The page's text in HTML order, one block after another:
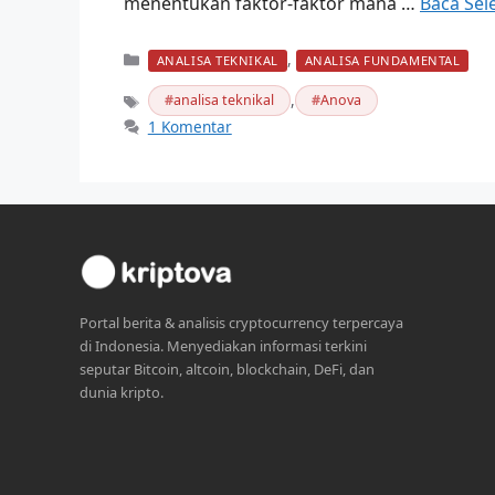
Kategori
ANALISA TEKNIKAL , ANALISA FUNDAMENTAL
Tag analisa teknikal , Anova
1 Komentar
Portal berita & analisis cryptocurrency terpercaya
di Indonesia. Menyediakan informasi terkini
seputar Bitcoin, altcoin, blockchain, DeFi, dan
dunia kripto.